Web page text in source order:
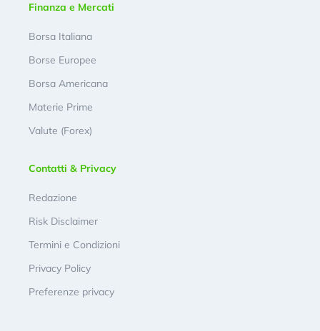
Finanza e Mercati
Borsa Italiana
Borse Europee
Borsa Americana
Materie Prime
Valute (Forex)
Contatti & Privacy
Redazione
Risk Disclaimer
Termini e Condizioni
Privacy Policy
Preferenze privacy